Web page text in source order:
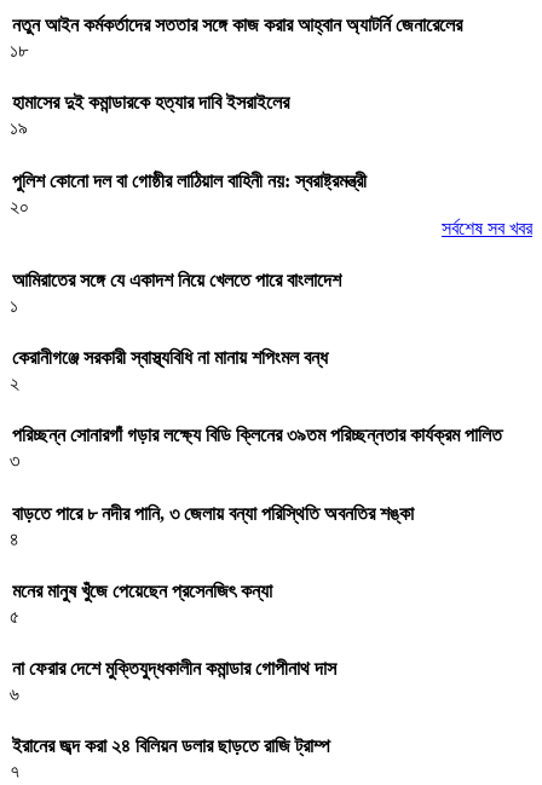
নতুন আইন কর্মকর্তাদের সততার সঙ্গে কাজ করার আহ্বান অ্যাটর্নি জেনারেলের
১৮
হামাসের দুই কমান্ডারকে হত্যার দাবি ইসরাইলের
১৯
পুলিশ কোনো দল বা গোষ্ঠীর লাঠিয়াল বাহিনী নয়: স্বরাষ্ট্রমন্ত্রী
২০
সর্বশেষ সব খবর
আমিরাতের সঙ্গে যে একাদশ নিয়ে খেলতে পারে বাংলাদেশ
১
কেরানীগঞ্জে সরকারী স্বাস্থ্যবিধি না মানায় শপিংমল বন্ধ
২
পরিচ্ছন্ন সোনারগাঁ গড়ার লক্ষ্যে বিডি ক্লিনের ৩৯তম পরিচ্ছন্নতার কার্যক্রম পালিত
৩
বাড়তে পারে ৮ নদীর পানি, ৩ জেলায় বন্যা পরিস্থিতি অবনতির শঙ্কা
৪
মনের মানুষ খুঁজে পেয়েছেন প্রসেনজিৎ কন্যা
৫
না ফেরার দেশে মুক্তিযুদ্ধকালীন কমান্ডার গোপীনাথ দাস
৬
ইরানের জব্দ করা ২৪ বিলিয়ন ডলার ছাড়তে রাজি ট্রাম্প
৭